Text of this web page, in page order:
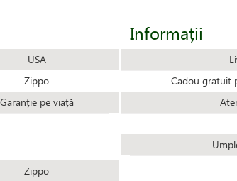
USA
Zippo
Garanție pe viață
Zippo
Informații
Cadou gratuit